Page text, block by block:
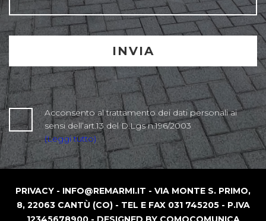
Acconsento al trattamento dei dati personali ai
sensi dell’art.13 del D.Lgs n.196/2003
(Leggi tutto)
PRIVACY - INFO@REMARMI.IT - VIA MONTE S. PRIMO,
8, 22063 CANTÙ (CO) - TEL E FAX 031 745205 - P.IVA